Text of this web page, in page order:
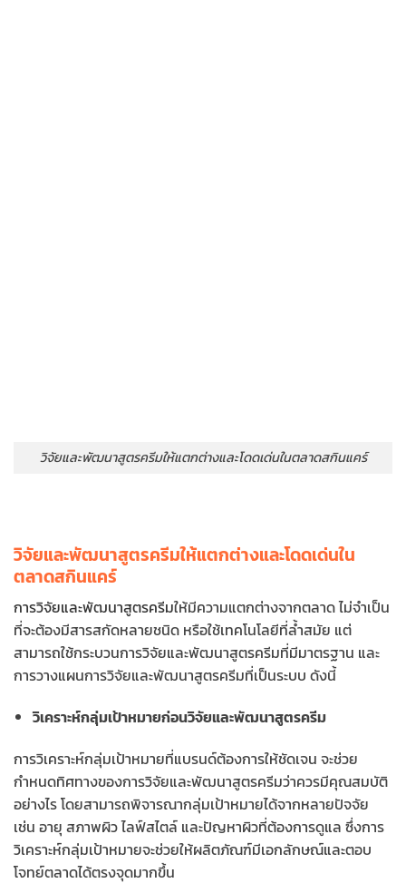
วิจัยและพัฒนาสูตรครีมให้แตกต่างและโดดเด่นในตลาดสกินแคร์
วิจัยและพัฒนาสูตรครีมให้แตกต่างและโดดเด่นใน
ตลาดสกินแคร์
การวิจัยและพัฒนาสูตรครีมให้มีความแตกต่างจากตลาด ไม่จำเป็น
ที่จะต้องมีสารสกัดหลายชนิด หรือใช้เทคโนโลยีที่ล้ำสมัย แต่
สามารถใช้กระบวนการวิจัยและพัฒนาสูตรครีมที่มีมาตรฐาน และ
การวางแผนการวิจัยและพัฒนาสูตรครีมที่เป็นระบบ ดังนี้
วิเคราะห์กลุ่มเป้าหมายก่อนวิจัยและพัฒนาสูตรครีม
การวิเคราะห์กลุ่มเป้าหมายที่แบรนด์ต้องการให้ชัดเจน จะช่วย
กำหนดทิศทางของการวิจัยและพัฒนาสูตรครีมว่าควรมีคุณสมบัติ
อย่างไร โดยสามารถพิจารณากลุ่มเป้าหมายได้จากหลายปัจจัย
เช่น อายุ สภาพผิว ไลฟ์สไตล์ และปัญหาผิวที่ต้องการดูแล ซึ่งการ
วิเคราะห์กลุ่มเป้าหมายจะช่วยให้ผลิตภัณฑ์มีเอกลักษณ์และตอบ
โจทย์ตลาดได้ตรงจุดมากขึ้น